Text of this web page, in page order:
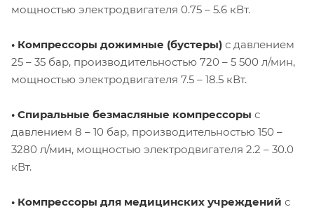
мощностью электродвигателя 0.75 – 5.6 кВт.
• Компрессоры дожимные (бустеры) с давлением
25 – 35 бар, производительностью 720 – 5 500 л/мин,
мощностью электродвигателя 7.5 – 18.5 кВт.
• Спиральные безмасляные компрессоры с
давлением 8 – 10 бар, производительностью 150 –
3280 л/мин, мощностью электродвигателя 2.2 – 30.0
кВт.
• Компрессоры для медицинских учреждений с